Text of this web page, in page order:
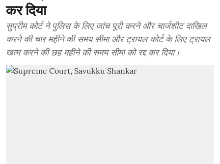
कर दिया
सुप्रीम कोर्ट ने पुलिस के लिए जांच पूरी करने और चार्जशीट दाखिल
करने की चार महीने की समय सीमा और ट्रायल कोर्ट के लिए ट्रायल
खत्म करने की छह महीने की समय सीमा को रद्द कर दिया।